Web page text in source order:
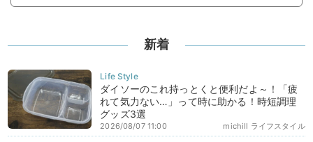
新着
ダイソーのこれ持っとくと便利だよ～！「疲
れて気力ない…」って時に助かる！時短調理
グッズ3選
michill ライフスタイル
2026/08/07 11:00